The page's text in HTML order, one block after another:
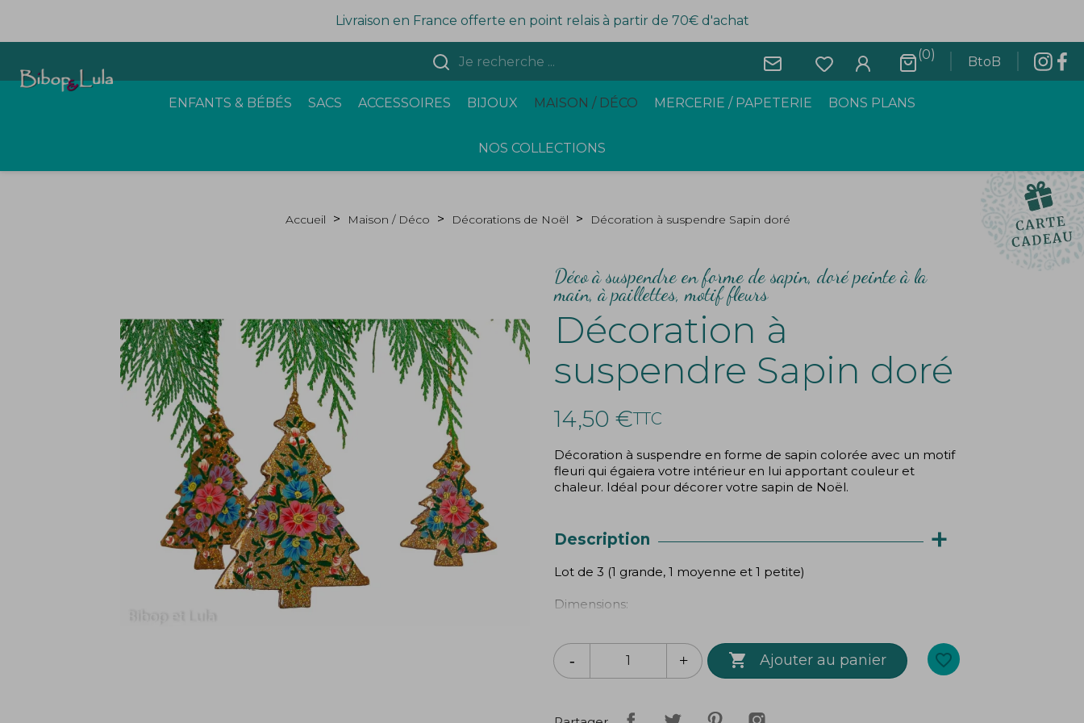
Livraison en France offerte en point relais à partir de 70€ d'achat
(0) BtoB
ENFANTS & BÉBÉS SACS ACCESSOIRES BIJOUX MAISON / DÉCO MERCERIE / PAPETERIE BONS PLANS
NOS COLLECTIONS
Accueil Maison / Déco Décorations de Noël Décoration à suspendre Sapin doré
Déco à suspendre en forme de sapin, doré peinte à la
main, à paillettes, motif fleurs
Décoration à
suspendre Sapin doré
14,50 €TTC
Décoration à suspendre en forme de sapin colorée avec un motif
fleuri qui égaiera votre intérieur en lui apportant couleur et
chaleur. Idéal pour décorer votre sapin de Noël.
Description +
Lot de 3 (1 grande, 1 moyenne et 1 petite)
Dimensions:
-Moyenne: 10 cm  Ajouter au panier favorite_border